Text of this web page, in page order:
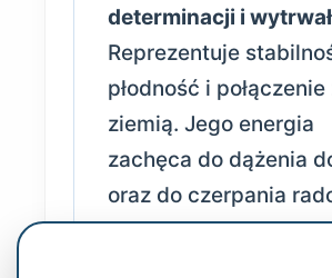
determinacji i
Reprezentuje
płodność i połączenie
ziemią. Jego energia
zachęca do dążenia
oraz do czerpania
życia. U wielu kultur